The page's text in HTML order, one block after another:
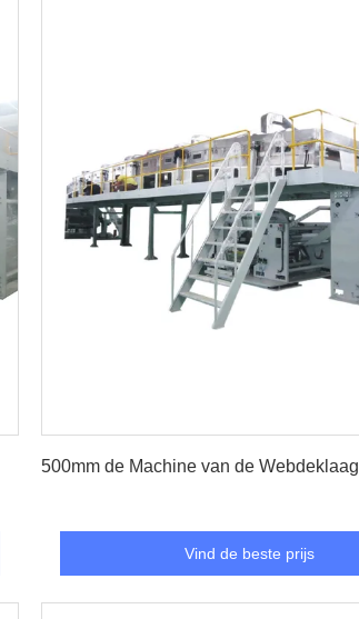
500mm de Machine van de Webdeklaag
Vind de beste prijs